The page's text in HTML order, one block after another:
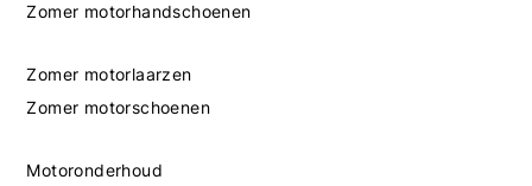
Zomer motorhandschoenen
Zomer motorlaarzen
Zomer motorschoenen
Motoronderhoud